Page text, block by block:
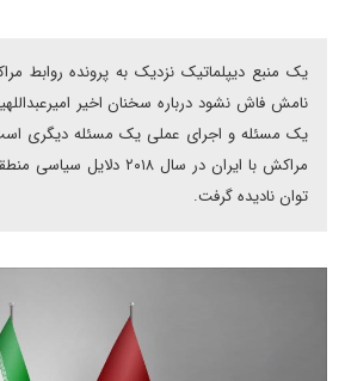
یک منبع دیپلماتیک نزدیک به پرونده روابط
نامش فاش نشود درباره سخنان اخیر
یک مسئله و اجرای عملی یک مسئله دیگری
مراکش با ایران در سال
توان نادیده گرفت.